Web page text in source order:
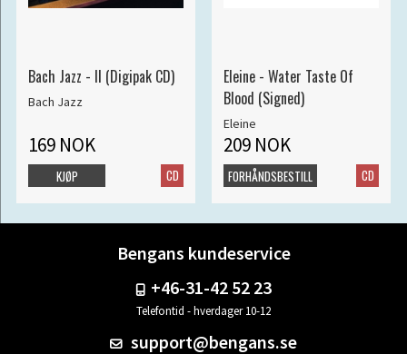
Bach Jazz - II (Digipak CD)
Bach Jazz
169 NOK
CD
KJØP
Eleine - Water Taste Of
Blood (Signed)
Eleine
209 NOK
CD
FORHÅNDSBESTILL
Bengans kundeservice
+46-31-42 52 23
Telefontid - hverdager 10-12
support@bengans.se